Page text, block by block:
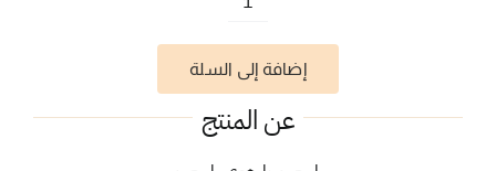
كمية
يا
هوى
إضافة إلى السلة
عن المنتج